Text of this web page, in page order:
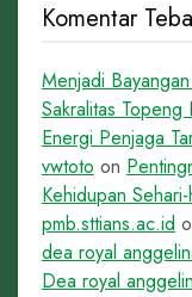
Komentar
Menjadi
Sakralitas Topeng
Energi Penjaga
vwtoto on
Kehidupan Sehari-
pmb.sttians.ac.id
dea royal
Dea royal